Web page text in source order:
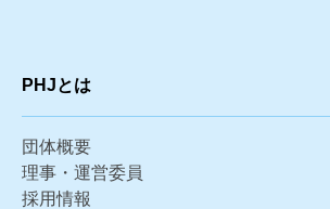
PHJとは
団体概要
理事・運営委員
採用情報